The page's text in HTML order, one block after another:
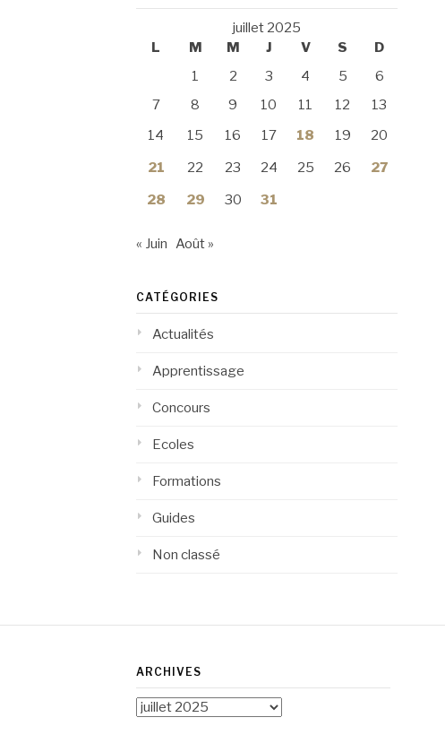
juillet 2025
L
M M J V S
D
1
2 3 4 5
6
7
8 9 10 11 12
13
14
15 16 17 18 19
20
21
22 23 24 25 26
27
28
29 30 31
« Juin Août »
CATÉGORIES
Actualités
Apprentissage
Concours
Ecoles
Formations
Guides
Non classé
ARCHIVES
Archives